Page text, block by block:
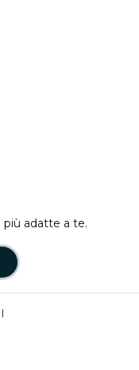
più adatte a te.
|